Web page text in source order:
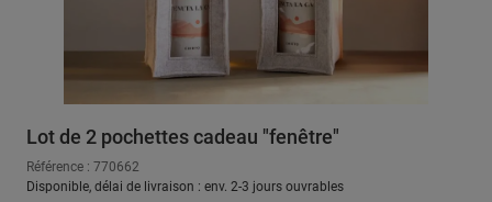
Lot de 2 pochettes cadeau "fenêtre"
Référence : 770662
Disponible, délai de livraison : env. 2-3 jours ouvrables